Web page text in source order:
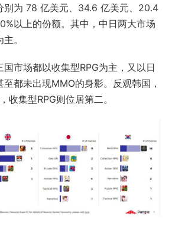
别为 78 亿美元、34.6 亿美元、20.4
以上的份额。其中，中日两大市场
。
市场都以收集型RPG为主，又以日
都未出现MMO的身影。反观韩国，
收集型RPG则位居第二。